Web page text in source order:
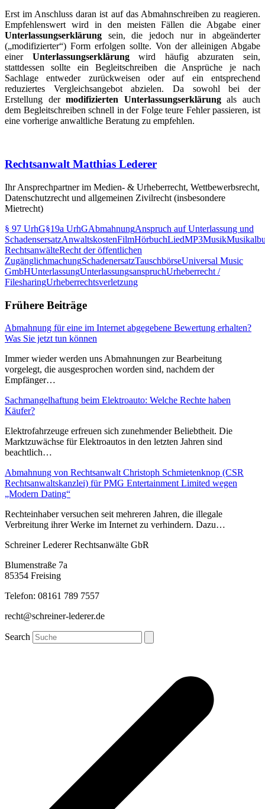
Erst im Anschluss daran ist auf das Abmahnschreiben zu reagieren.
Empfehlenswert wird in den meisten Fällen die Abgabe einer
Unterlassungserklärung sein, die jedoch nur in abgeänderter
(„modifizierter“) Form erfolgen sollte. Von der alleinigen Abgabe
einer Unterlassungserklärungwird häufig abzuraten sein,
stattdessen sollte ein Begleitschreiben die Ansprüche je nach
Sachlage entweder zurückweisen oder auf ein entsprechend
reduziertes Vergleichsangebot abzielen. Da sowohl bei der
Erstellung dermodifizierten Unterlassungserklärungals auch
dem Begleitschreiben schnell in der Folge teure Fehler passieren, ist
eine vorherige anwaltliche Beratung zu empfehlen.
Rechtsanwalt Matthias Lederer
Ihr Ansprechpartner im Medien- & Urheberrecht, Wettbewerbsrecht,
Datenschutzrecht und allgemeinen Zivilrecht (insbesondere
Mietrecht)
§ 97 UrhG§19a UrhGAbmahnungAnspruch auf Unterlassung und
SchadensersatzAnwaltskostenFilmHörbuchLiedMP3Musik
RechtsanwälteRecht der öffentlichen
ZugänglichmachungSchadenersatzTauschbörseUniversal Music
GmbHUnterlassungUnterlassungsanspruchUrheberrecht /
FilesharingUrheberrechtsverletzung
Frühere Beiträge
Abmahnung für eine im Internet abgegebene Bewertung erhalten?
Was Sie jetzt tun können
Immer wieder werden uns Abmahnungen zur Bearbeitung
vorgelegt, die ausgesprochen worden sind, nachdem der
Empfänger…
Sachmangelhaftung beim Elektroauto: Welche Rechte haben
Käufer?
Elektrofahrzeuge erfreuen sich zunehmender Beliebtheit. Die
Marktzuwächse für Elektroautos in den letzten Jahren sind
beachtlich…
Abmahnung von Rechtsanwalt Christoph Schmietenknop (CSR
Rechtsanwaltskanzlei) für PMG Entertainment Limited wegen
„Modern Dating“
Rechteinhaber versuchen seit mehreren Jahren, die illegale
Verbreitung ihrer Werke im Internet zu verhindern. Dazu…
Schreiner Lederer Rechtsanwälte GbR
Blumenstraße 7a
85354 Freising
Telefon: 08161 789 7557
recht@schreiner-lederer.de
Search